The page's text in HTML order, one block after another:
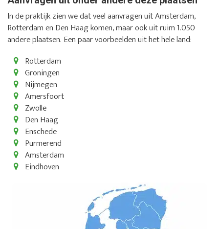
In de praktijk zien we dat veel aanvragen uit Amsterdam,
Rotterdam en Den Haag komen, maar ook uit ruim 1.050
andere plaatsen. Een paar voorbeelden uit het hele land:
Rotterdam
Groningen
Nijmegen
Amersfoort
Zwolle
Den Haag
Enschede
Purmerend
Amsterdam
Eindhoven